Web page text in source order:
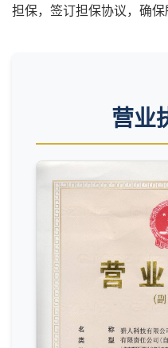
担保，签订担保协议，确保
营业